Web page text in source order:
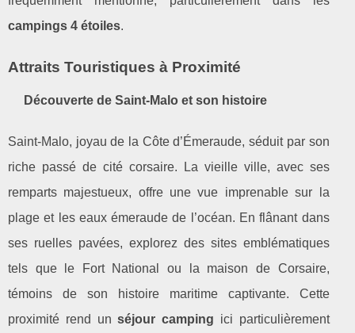
campings 4 étoiles.
Attraits Touristiques à Proximité
Découverte de Saint-Malo et son histoire
Saint-Malo, joyau de la Côte d’Émeraude, séduit par son
riche passé de cité corsaire. La vieille ville, avec ses
remparts majestueux, offre une vue imprenable sur la
plage et les eaux émeraude de l’océan. En flânant dans
ses ruelles pavées, explorez des sites emblématiques
tels que le Fort National ou la maison de Corsaire,
témoins de son histoire maritime captivante. Cette
proximité rend unséjour camping ici particulièrement